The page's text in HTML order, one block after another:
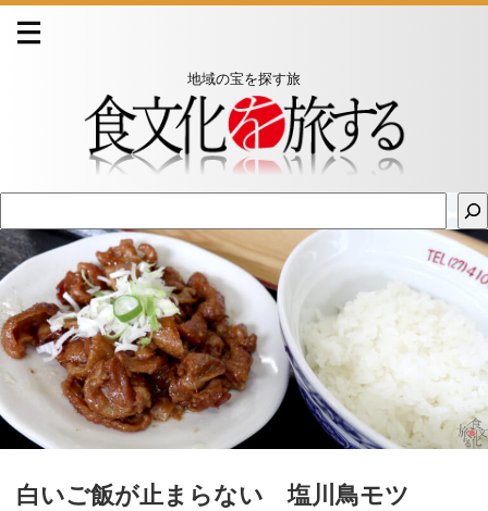
地域の宝を探す旅
白いご飯が止まらない 塩川鳥モツ